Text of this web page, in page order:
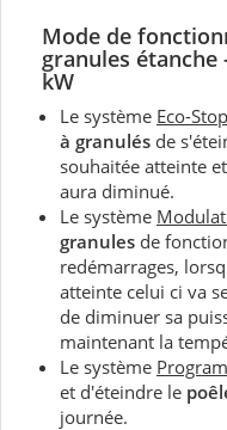
Mode de
granules étanche
kW
Le système Eco-
à granulés de
souhaitée atteinte
aura diminué.
Le système
granules de
redémarrages,
atteinte celui ci va
de diminuer sa
maintenant la
Le système
et d'éteindre le
journée.